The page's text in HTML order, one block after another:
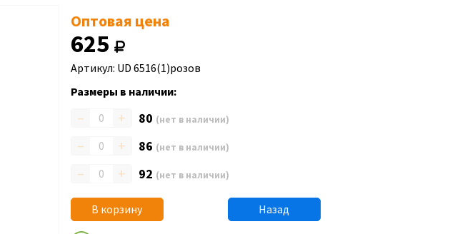
Оптовая цена
625
Артикул: UD 6516(1)розов
Размеры в наличии:
– + 80 (нет в наличии)
– + 86 (нет в наличии)
– + 92 (нет в наличии)
В корзину Назад